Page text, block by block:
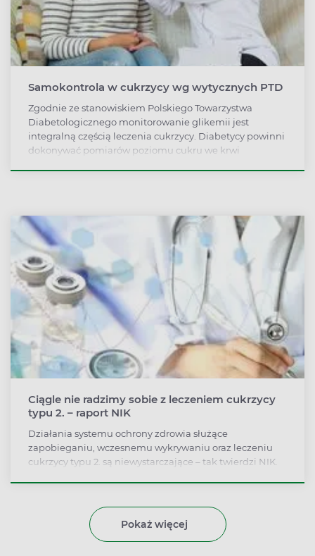
Samokontrola w cukrzycy wg wytycznych PTD
Zgodnie ze stanowiskiem Polskiego Towarzystwa
Diabetologicznego monitorowanie glikemii jest
integralną częścią leczenia cukrzycy. Diabetycy powinni
dokonywać pomiarów poziomu cukru we krwi
Ciągle nie radzimy sobie z leczeniem cukrzycy
typu 2. – raport NIK
Działania systemu ochrony zdrowia służące
zapobieganiu, wczesnemu wykrywaniu oraz leczeniu
cukrzycy typu 2. są niewystarczające – tak twierdzi NIK.
typu 2., ani chronić osób już nią dotkniętych przed
rozwojem późnych powikłań cukrzycy. Jednak to nie
Pokaż więcej